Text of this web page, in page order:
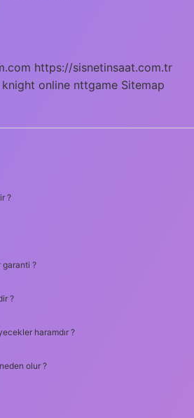
https://sisnetinsaat.com.tr
knight online nttgame Sitemap
?
garanti ?
?
haramdır ?
olur ?